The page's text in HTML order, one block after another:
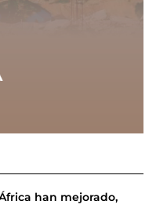
han mejorado,